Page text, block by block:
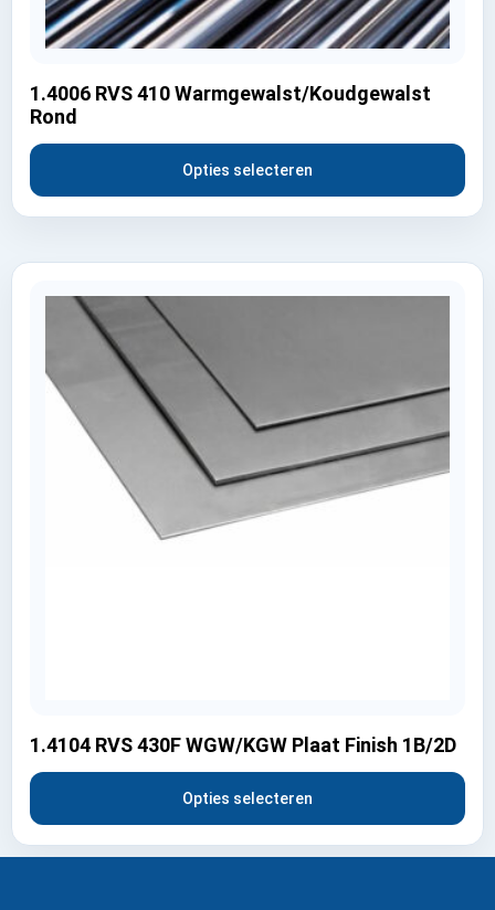
1.4006 RVS 410 Warmgewalst/Koudgewalst
Rond
Opties selecteren
1.4104 RVS 430F WGW/KGW Plaat Finish 1B/2D
Opties selecteren